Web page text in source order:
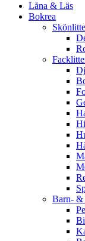
Låna & Läs
Bokrea
Barn- &